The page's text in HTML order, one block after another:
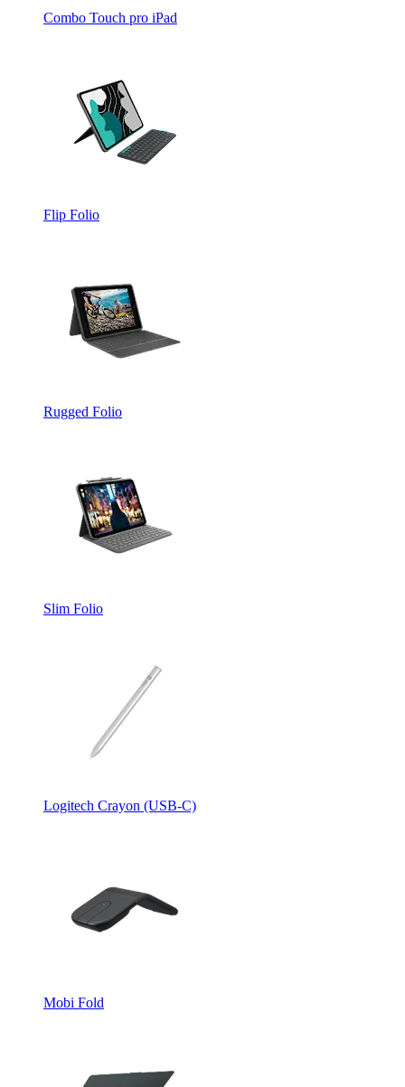
Combo Touch pro iPad
Flip Folio
Rugged Folio
Slim Folio
Logitech Crayon (USB-C)
Mobi Fold